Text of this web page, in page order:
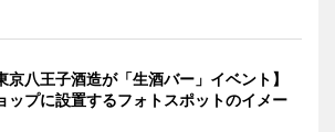
京八王子酒造が「生酒バー」イベント】
ップに設置するフォトスポットのイメー